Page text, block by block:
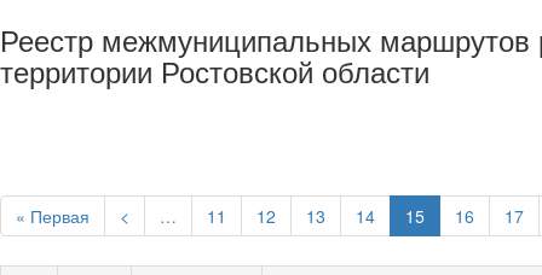
Реестр межмуниципальных маршрутов
территории Ростовской области
« Первая < … 11 12 13 14 15 16 17